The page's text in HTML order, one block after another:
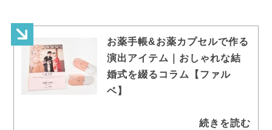
お薬手帳&お薬カプセルで作る
演出アイテム｜おしゃれな結
婚式を綴るコラム【ファル
ベ】
続きを読む